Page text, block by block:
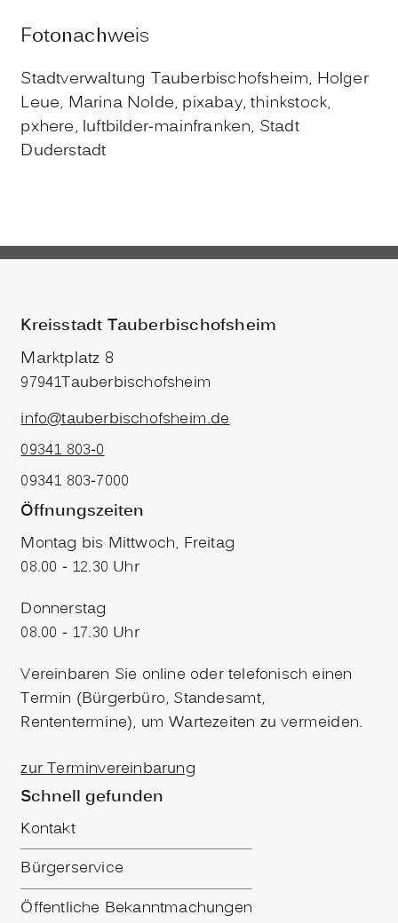
Fotonachweis
Stadtverwaltung Tauberbischofsheim, Holger
Leue, Marina Nolde, pixabay, thinkstock,
pxhere, luftbilder-mainfranken, Stadt
Duderstadt
Kreisstadt Tauberbischofsheim
Marktplatz 8
97941Tauberbischofsheim
info@tauberbischofsheim.de
09341 803-0
09341 803-7000
Öffnungszeiten
Montag bis Mittwoch, Freitag
08.00 - 12.30 Uhr
Donnerstag
08.00 - 17.30 Uhr
Vereinbaren Sie online oder telefonisch einen
Termin (Bürgerbüro, Standesamt,
Rententermine), um Wartezeiten zu vermeiden.
zur Terminvereinbarung
Schnell gefunden
Kontakt
Bürgerservice
Öffentliche Bekanntmachungen